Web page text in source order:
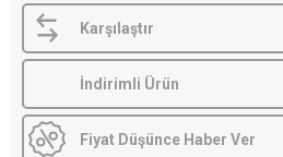
Karşılaştır
İndirimli Ürün
Fiyat Düşünce Haber Ver